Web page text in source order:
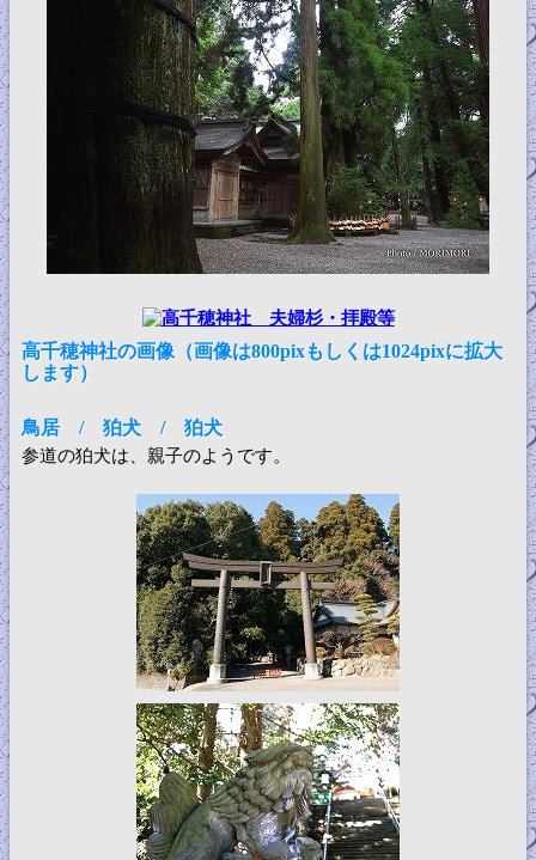
高千穂神社の画像（画像は800pixもしくは1024pixに拡大
します）
鳥居 / 狛犬 / 狛犬
参道の狛犬は、親子のようです。